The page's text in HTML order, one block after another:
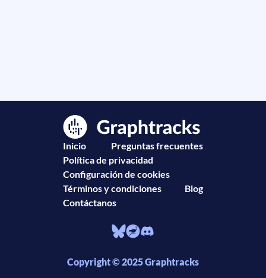
Inicio
Preguntas frecuentes
Política de privacidad
Configuración de cookies
Términos y condiciones
Blog
Contáctanos
Copyright © 2025 Graphtracks